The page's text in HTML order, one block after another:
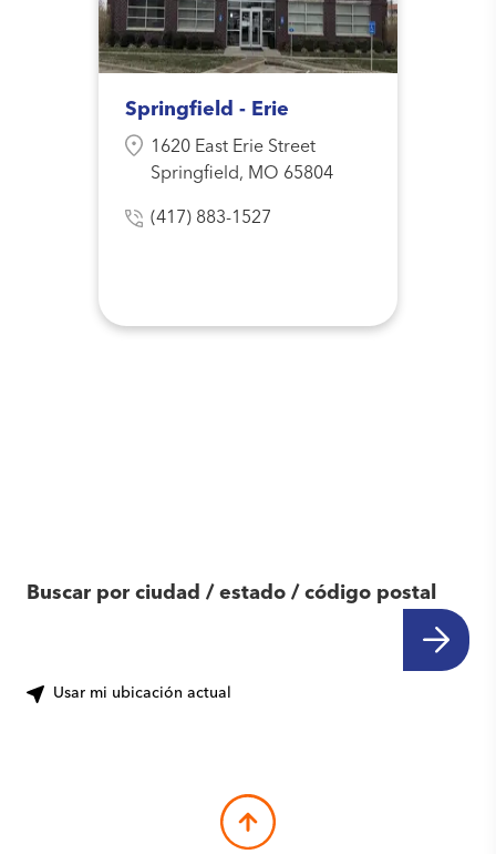
Springfield - Erie
1620 East Erie Street
Springfield, MO 65804
(417) 883-1527
Buscar por ciudad / estado / código postal
Usar mi ubicación actual